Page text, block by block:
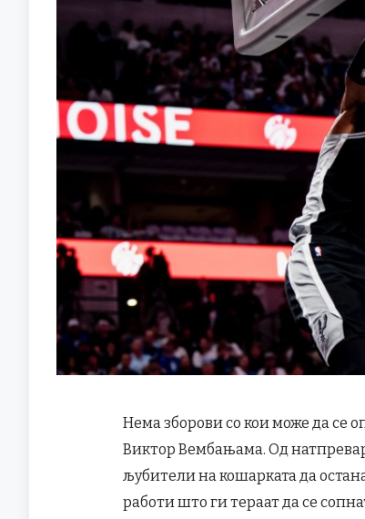
Нема зборови со кои може да се
Виктор Вембањама. Од
љубители на кошарката да
работи што ги тераат да се